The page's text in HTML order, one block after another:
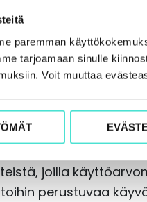
paremman
tarjoamaan sinulle
Voit muuttaa
päätti muun muassa
siten, että
mukaisesti.
on kääntöpuolensa
joilla
perustuvaa